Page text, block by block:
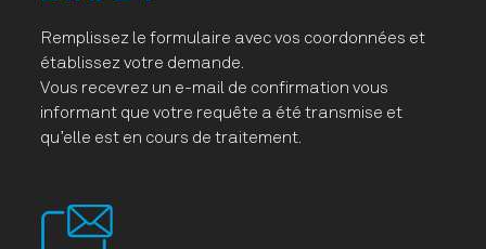
Remplissez le formulaire avec vos coordonnées et
établissez votre demande.
Vous recevrez un e-mail de confirmation vous
informant que votre requête a été transmise et
qu’elle est en cours de traitement.